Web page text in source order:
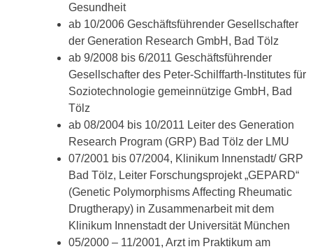
Gesundheit
ab 10/2006 Geschäftsführender Gesellschafter
der Generation Research GmbH, Bad Tölz
ab 9/2008 bis 6/2011 Geschäftsführender
Gesellschafter des Peter-Schilffarth-Institutes für
Soziotechnologie gemeinnützige GmbH, Bad
Tölz
ab 08/2004 bis 10/2011 Leiter des Generation
Research Program (GRP) Bad Tölz der LMU
07/2001 bis 07/2004, Klinikum Innenstadt/ GRP
Bad Tölz, Leiter Forschungsprojekt „GEPARD“
(Genetic Polymorphisms Affecting Rheumatic
Drugtherapy) in Zusammenarbeit mit dem
Klinikum Innenstadt der Universität München
05/2000 – 11/2001, Arzt im Praktikum am